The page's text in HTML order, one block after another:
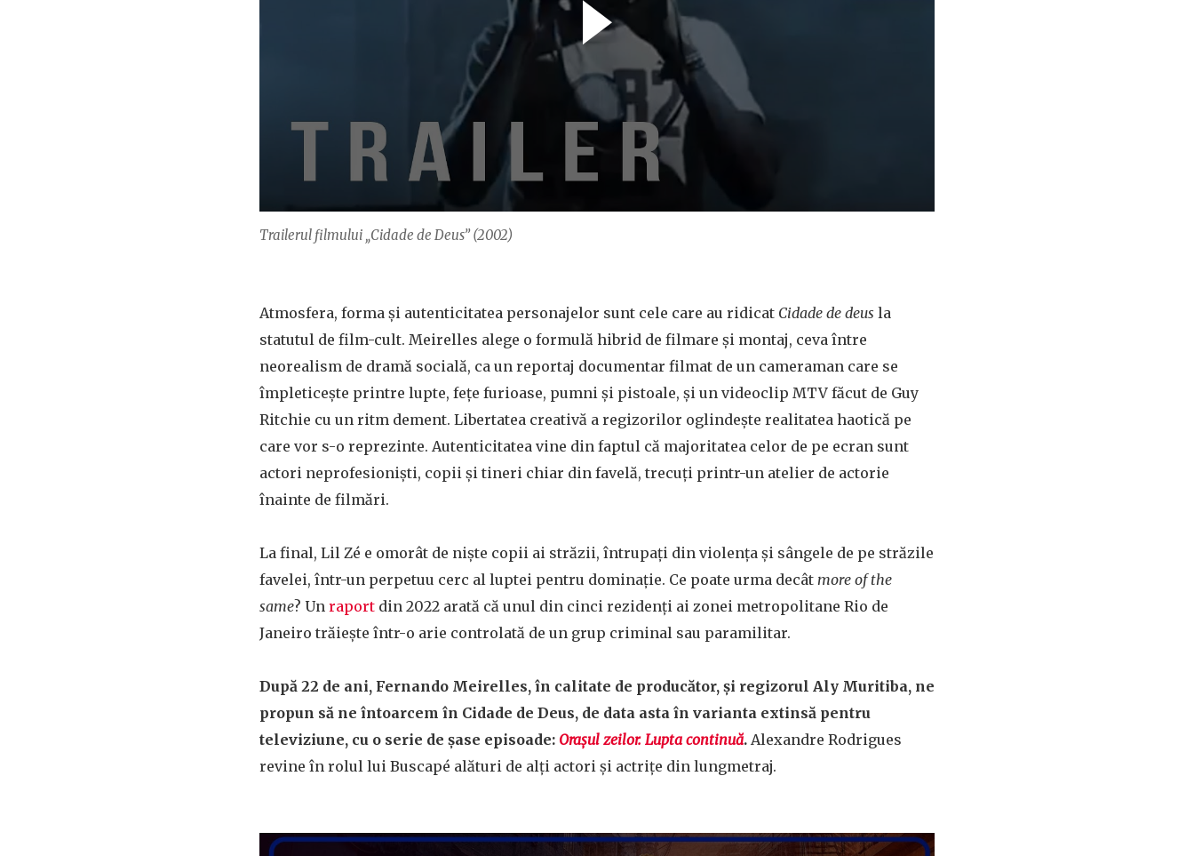
Trailerul filmului „Cidade de Deus” (2002)
Atmosfera, forma și autenticitatea personajelor sunt cele care au ridicat Cidade de deus la
statutul de film-cult. Meirelles alege o formulă hibrid de filmare și montaj, ceva între
neorealism de dramă socială, ca un reportaj documentar filmat de un cameraman care se
împleticește printre lupte, fețe furioase, pumni și pistoale, și un videoclip MTV făcut de Guy
Ritchie cu un ritm dement. Libertatea creativă a regizorilor oglindește realitatea haotică pe
care vor s-o reprezinte. Autenticitatea vine din faptul că majoritatea celor de pe ecran sunt
actori neprofesioniști, copii și tineri chiar din favelă, trecuți printr-un atelier de actorie
înainte de filmări.
La final, Lil Zé e omorât de niște copii ai străzii, întrupați din violența și sângele de pe străzile
favelei, într-un perpetuu cerc al luptei pentru dominație. Ce poate urma decât more of the
same? Un raport din 2022 arată că unul din cinci rezidenți ai zonei metropolitane Rio de
Janeiro trăiește într-o arie controlată de un grup criminal sau paramilitar.
După 22 de ani, Fernando Meirelles, în calitate de producător, și regizorul Aly Muritiba, ne
propun să ne întoarcem în Cidade de Deus, de data asta în varianta extinsă pentru
televiziune, cu o serie de șase episoade: Orașul zeilor. Lupta continuă. Alexandre Rodrigues
revine în rolul lui Buscapé alături de alți actori și actrițe din lungmetraj.